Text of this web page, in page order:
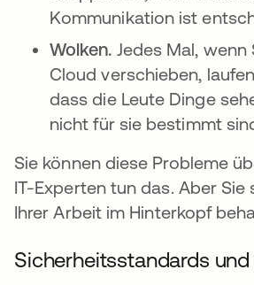
Kommunikation ist
Wolken. Jedes Mal, wenn
Cloud verschieben,
dass die Leute Dinge
nicht für sie bestimmt
Sie können diese Probleme
IT-Experten tun das. Aber Sie
Ihrer Arbeit im Hinterkopf
Sicherheitsstandards